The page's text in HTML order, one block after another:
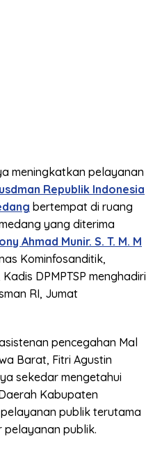
meningkatkan pelayanan
Republik Indonesia
bertempat di ruang
yang diterima
Ahmad Munir. S. T. M. M
Kominfosanditik,
DPMPTSP menghadiri
RI, Jumat
pencegahan Mal
Barat, Fitri Agustin
sekedar mengetahui
Kabupaten
publik terutama
publik.